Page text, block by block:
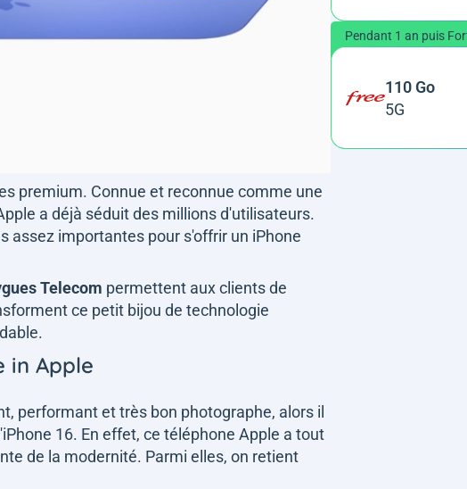
premium. Connue et reconnue comme une
a déjà séduit des millions d'utilisateurs.
assez importantes pour s'offrir un iPhone
Telecom permettent aux clients de
ce petit bijou de technologie
in Apple
performant et très bon photographe, alors il
16. En effet, ce téléphone Apple a tout
de la modernité. Parmi elles, on retient
Pendant 1 an puis
110 Go
5G